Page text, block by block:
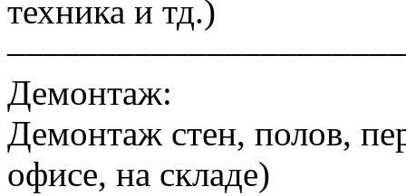
техника и тд.)
Демонтаж:
Демонтаж стен, полов,
офисе, на складе)